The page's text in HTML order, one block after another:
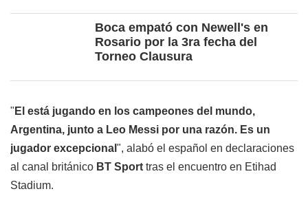
Boca empató con Newell's en
Rosario por la 3ra fecha del
Torneo Clausura
" El está jugando en los campeones del mundo,
Argentina, junto a Leo Messi por una razón. Es un
jugador excepcional ", alabó el español en declaraciones
al canal británico BT Sport tras el encuentro en Etihad
Stadium.